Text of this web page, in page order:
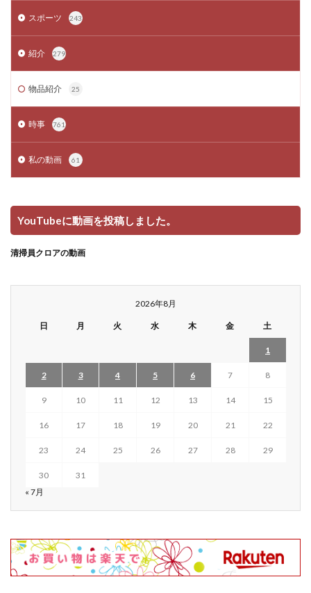
スポーツ 243
紹介 279
物品紹介 25
時事 761
私の動画 61
YouTubeに動画を投稿しました。
清掃員クロアの動画
2026年8月
日 月 火 水 木 金 土
1
2 3 4 5 6 7 8
9 10 11 12 13 14 15
16 17 18 19 20 21 22
23 24 25 26 27 28 29
30
31
« 7月